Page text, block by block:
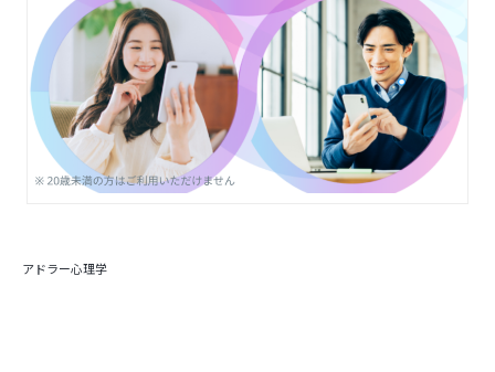
アドラー心理学